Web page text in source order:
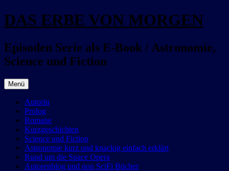
Zum
Inhalt
DAS ERBE VON MORGEN
Episoden Serie als E-Book / Astronomie,
Science und Fiction
Menü
Autorin
Prolog
Romane
Kurzgeschichten
Science und Fiction
Astronomie kurz und knackig einfach erklärt
Rund um die Space Opera
Autorenblog und non SciFi Bücher